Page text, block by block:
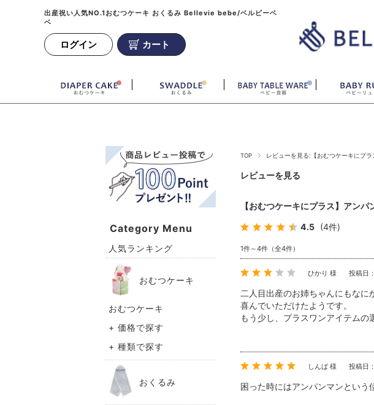
出産祝い人気NO.1おむつケーキ おくるみ Bellevie bebe/ベルビーベ
ベ
ログイン カート
TOP レビューを見る:【おむつケーキにプ
レビューを見る
【おむつケーキにプラス】アン
4.5 (4件)
1件～4件（全4件）
ひかり 様 投稿日
二人目出産のお姉ちゃんにもなに
喜んでいただけたようです。
もう少し、プラスワンアイテム
しんば 様 投稿日
困った時にはアンパンマンとい
Category Menu
人気ランキング
おむつケーキ
おむつケーキ
+ 価格で探す
+ 種類で探す
おくるみ